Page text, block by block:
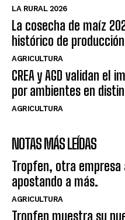
LA RURAL 2026
La cosecha de maíz
histórico de producción
AGRICULTURA
CREA y AGD validan
por ambientes en
AGRICULTURA
NOTAS MÁS LEÍDAS
Tropfen, otra
apostando a más.
AGRICULTURA
Tropfen muestra su